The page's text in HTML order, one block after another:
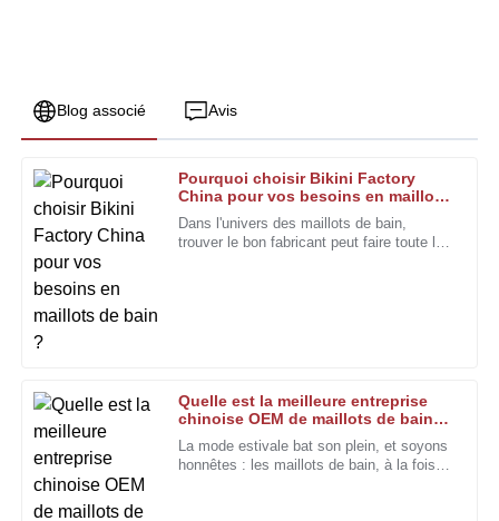
Blog associé Avis
Pourquoi choisir Bikini Factory
China pour vos besoins en maillots
de bain ?
Dans l'univers des maillots de bain,
trouver le bon fabricant peut faire toute la
Quelle est la meilleure entreprise
chinoise OEM de maillots de bain
flatteurs pour des tendances
estivales élégantes ?
La mode estivale bat son plein, et soyons
honnêtes : les maillots de bain, à la fois
Jessica
Miller
Qualité fantastique ! Le service après-vente a été rapide et
22 Décembre 2025
É
Nelson
La qualité du produit est excellente. L'amabilité et la
compétence du personnel d'assistance ont été un atout